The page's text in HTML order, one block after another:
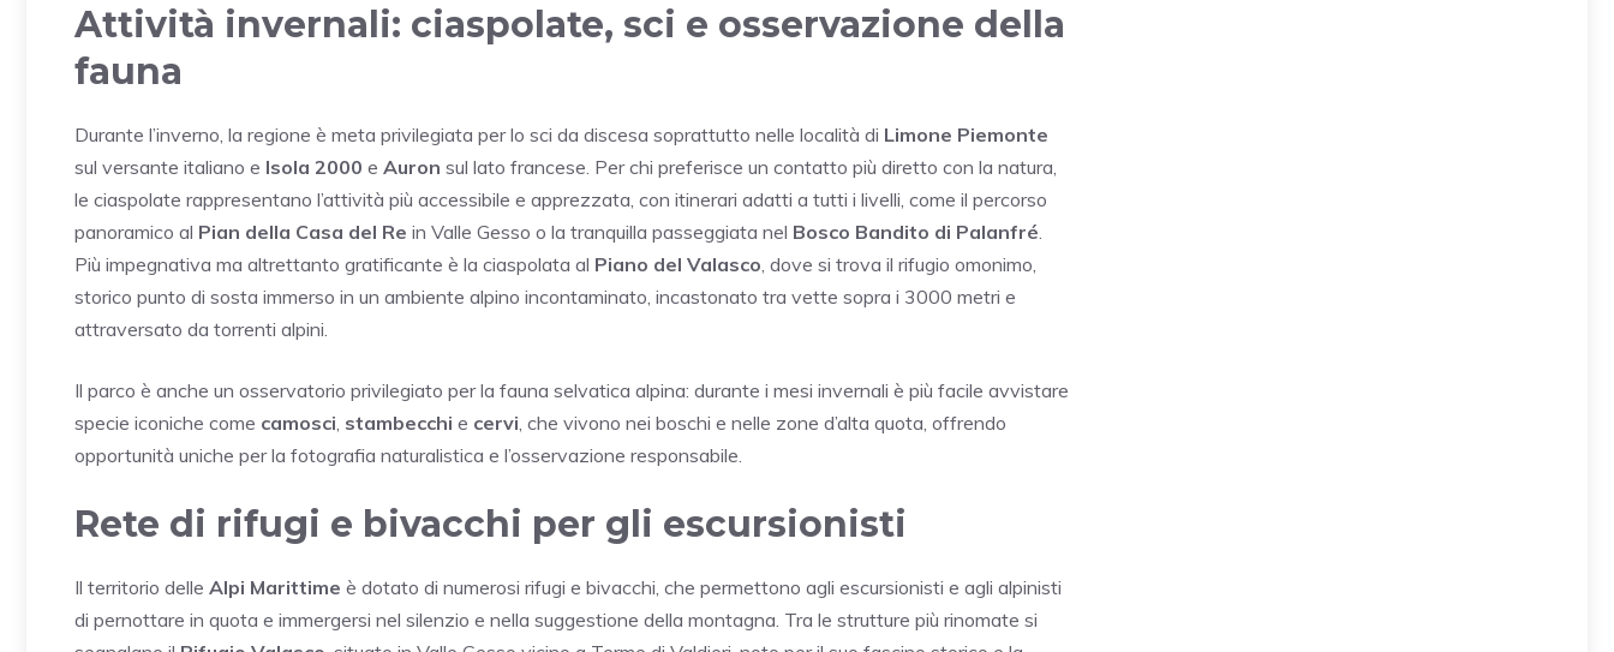
Attività invernali: ciaspolate, sci e osservazione della
fauna
Durante l’inverno, la regione è meta privilegiata per lo sci da discesa soprattutto nelle località di Limone Piemonte
sul versante italiano e Isola 2000 e Auron sul lato francese. Per chi preferisce un contatto più diretto con la natura,
le ciaspolate rappresentano l’attività più accessibile e apprezzata, con itinerari adatti a tutti i livelli, come il percorso
panoramico al Pian della Casa del Re in Valle Gesso o la tranquilla passeggiata nel Bosco Bandito di Palanfré
Più impegnativa ma altrettanto gratificante è la ciaspolata al Piano del Valasco , dove si trova il rifugio omonimo,
storico punto di sosta immerso in un ambiente alpino incontaminato, incastonato tra vette sopra i 3000 metri e
attraversato da torrenti alpini.
Il parco è anche un osservatorio privilegiato per la fauna selvatica alpina: durante i mesi invernali è più facile avvistare
specie iconiche come camosci stambecchi e cervi , che vivono nei boschi e nelle zone d’alta quota, offrendo
opportunità uniche per la fotografia naturalistica e l’osservazione responsabile.
Rete di rifugi e bivacchi per gli escursionisti
Il territorio delle Alpi Marittime è dotato di numerosi rifugi e bivacchi, che permettono agli escursionisti e agli alpinisti
di pernottare in quota e immergersi nel silenzio e nella suggestione della montagna. Tra le strutture più rinomate si